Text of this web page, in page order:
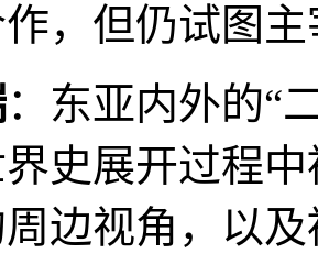
，但仍试图
：东亚内外的“
史展开过程
边视角，以